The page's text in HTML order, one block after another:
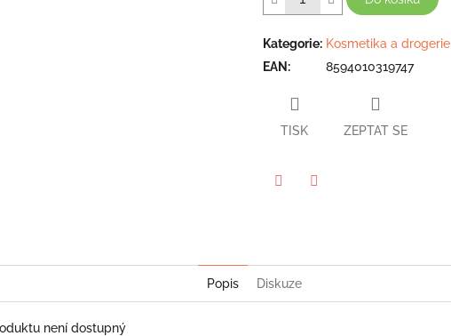
Kategorie: Kosmetika a drogerie
EAN: 8594010319747
TISK ZEPTAT SE
Popis Diskuze
není dostupný